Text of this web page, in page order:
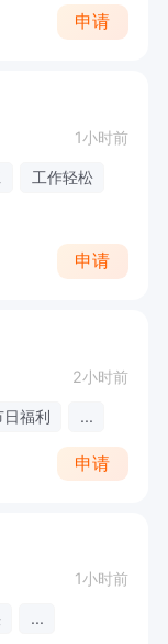
申请
1小时前
工作轻松
申请
2小时前
日福利 ...
申请
1小时前
...